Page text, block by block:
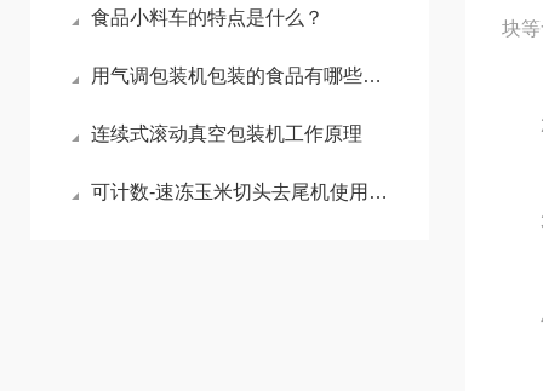
食品小料车的特点是什么？
用气调包装机包装的食品有哪些好处？
连续式滚动真空包装机工作原理
可计数-速冻玉米切头去尾机使用说明及注意事项
块
2
3.
4